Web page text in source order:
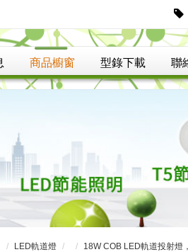
商品櫥窗 型錄下載 聯
LED軌道燈 18W COB LED軌道投射燈